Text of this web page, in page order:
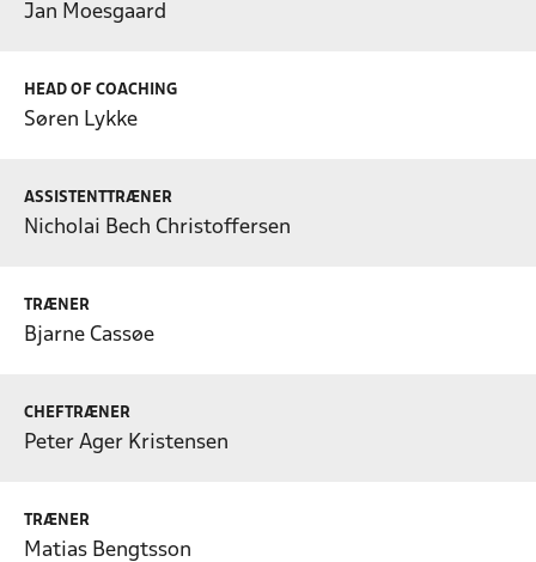
Jan Moesgaard
HEAD OF COACHING
Søren Lykke
ASSISTENTTRÆNER
Nicholai Bech Christoffersen
TRÆNER
Bjarne Cassøe
CHEFTRÆNER
Peter Ager Kristensen
TRÆNER
Matias Bengtsson